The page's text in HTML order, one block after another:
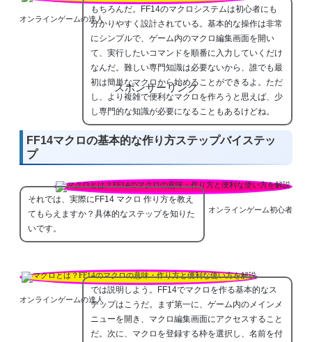
オンラインゲームの達人
もちろんだ。FF14のマクロシステムは初心者にも
分かりやすく設計されている。基本的な操作は非常
にシンプルで、ゲーム内のマクロ編集画面を開い
て、実行したいコマンドを順番に入力していくだけ
なんだ。難しい専門知識は必要ないから、誰でも最
初は簡単なマクロから始めることができるよ。ただ
し、より複雑で便利なマクロを作ろうと思えば、少
し専門的な知識が必要になることもあるけどね。
スポンサーリンク
FF14マクロの基本的な作り方ステップバイステッ
プ
オンラインゲーム初心者
それでは、実際にFF14 マクロ 作り方を教え
てもらえますか？具体的なステップを知りた
いです。
オンラインゲームの達人
では説明しよう。FF14でマクロを作る基本的なス
テップはこうだ。まず第一に、ゲーム内のメインメ
ニューを開き、マクロ編集画面にアクセスすること
だ。次に、マクロを登録する枠を選択し、名前を付